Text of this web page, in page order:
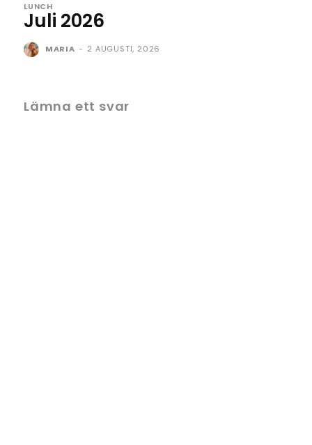
LUNCH
Juli 2026
MARIA - 2 AUGUSTI, 2026
Lämna ett svar